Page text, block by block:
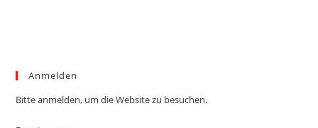
Anmelden
Bitte anmelden, um die Website zu besuchen.